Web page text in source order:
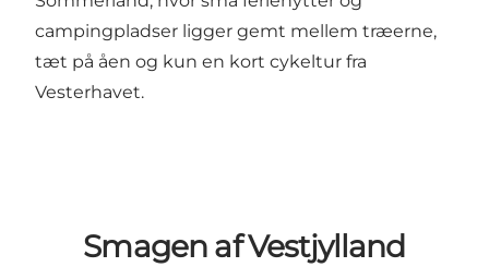
campingpladser ligger gemt mellem træerne,
tæt på åen og kun en kort cykeltur fra
Vesterhavet.
Smagen af Vestjylland